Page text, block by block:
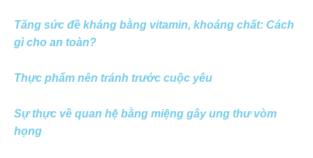
Tăng sức đề kháng bằng vitamin, khoáng chất: Cách
gì cho an toàn?
Thực phẩm nên tránh trước cuộc yêu
Sự thực về quan hệ bằng miệng gây ung thư vòm
họng